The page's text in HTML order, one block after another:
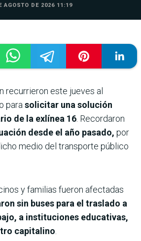
AGOSTO DE 2026 11:19
recurrieron este jueves al
parasolicitar una solución
de la exlínea 16. Recordaron
desde el año pasado, por
medio del transporte público
y familias fueron afectadas
sin buses para el traslado a
a instituciones educativas,
capitalino.